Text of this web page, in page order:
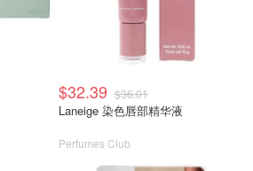
$32.39 $36.01
Laneige 染色唇部精华液
Perfumes Club